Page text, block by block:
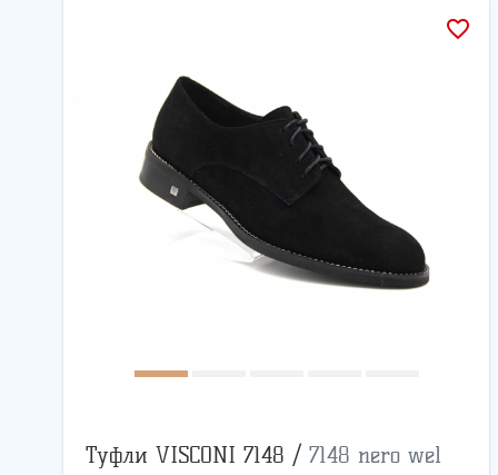
favorite_border
Туфли VISCONI 7148 / 7148 nero wel